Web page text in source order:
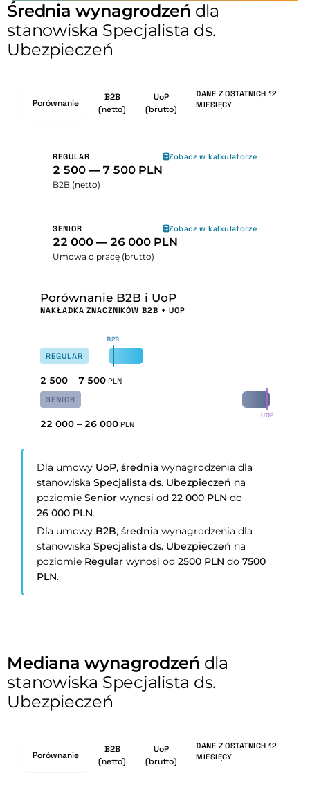
Średnia wynagrodzeń dla
stanowiska Specjalista ds.
Ubezpieczeń
Porównanie
B2B
(netto)
UoP
(brutto)
DANE Z OSTATNICH 12
MIESIĘCY
REGULAR Zobacz w kalkulatorze
2 500 — 7 500 PLN
B2B (netto)
SENIOR Zobacz w kalkulatorze
22 000 — 26 000 PLN
Umowa o pracę (brutto)
Porównanie B2B i UoP
NAKŁADKA ZNACZNIKÓW B2B + UOP
REGULAR
B2B
2 500 – 7 500 PLN
SENIOR
UOP
22 000 – 26 000 PLN
Dla umowy UoP,średnia wynagrodzenia dla
stanowiskaSpecjalista ds. Ubezpieczeń na
poziomieSenior wynosi od22 000 PLN do
26 000 PLN.
Dla umowy B2B,średnia wynagrodzenia dla
stanowiskaSpecjalista ds. Ubezpieczeń na
poziomie Regular wynosi od2500 PLN do7500
PLN.
Mediana wynagrodzeń dla
stanowiska Specjalista ds.
Ubezpieczeń
Porównanie
B2B
(netto)
UoP
(brutto)
DANE Z OSTATNICH 12
MIESIĘCY